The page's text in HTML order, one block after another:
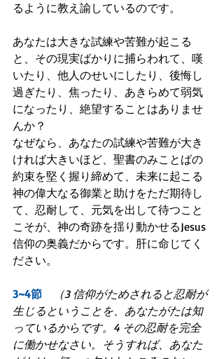
るように教え諭しているのです。
あなたは大きな試練や苦難が起こる
と、その現実ばかりに捕らわれて、嘆
いたり、他人のせいにしたり、後悔し
過ぎたり、焦ったり、あきらめて弱気
になったり、絶望することはありませ
んか？
なぜなら、あなたの試練や苦難が大き
ければ大きいほど、聖書のみことばの
約束を堅く握り締めて、未来に起こる
神の偉大なる御業と助けをただ期待し
て、忍耐して、元気を出して待つこと
こそが、神の奇跡を揺り動かせるJesus
信仰の奥義だからです。肝に命じてく
ださい。
3~4節
（3 信仰がためされると忍耐が
生じるということを、あなたがたは知
っているからです。4 その忍耐を完全
に働かせなさい。そうすれば、あなた